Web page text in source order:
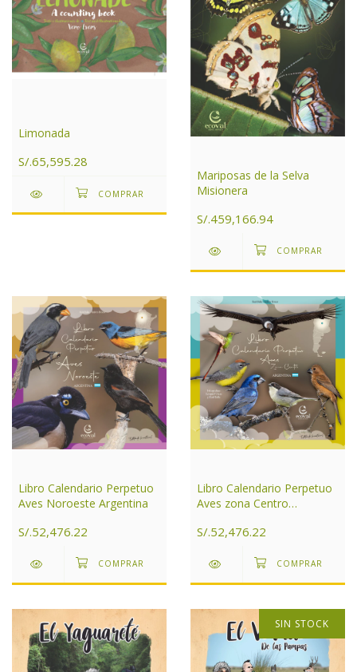
Limonada
S/.65,595.28
Mariposas de la Selva
Misionera
S/.459,166.94
Libro Calendario Perpetuo
Aves Noroeste Argentina
S/.52,476.22
Libro Calendario Perpetuo
Aves zona Centro
S/.52,476.22
SIN STOCK